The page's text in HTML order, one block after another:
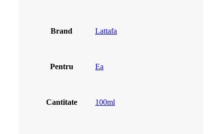
Brand Lattafa
Pentru Ea
Cantitate 100ml